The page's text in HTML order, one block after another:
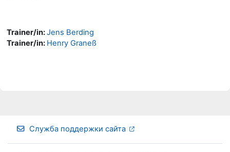
Trainer/in:Jens Berding
Trainer/in: Henry Graneß
Служба поддержки сайта